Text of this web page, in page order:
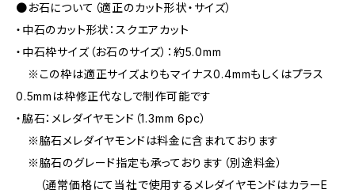
●お石について（適正のカット形状・サイズ）
・中石のカット形状：スクエアカット
・中石枠サイズ（お石のサイズ）：約5.0mm
※この枠は適正サイズよりもマイナス0.4mmもしくはプラス
0.5mmは枠修正代なしで制作可能です
・脇石：メレダイヤモンド（1.3mm 6pc）
※脇石メレダイヤモンドは料金に含まれております
※脇石のグレード指定も承っております（別途料金）
（通常価格にて当社で使用するメレダイヤモンドはカラーE